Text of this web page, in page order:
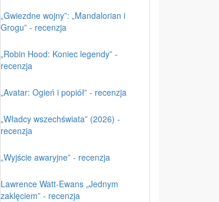
„Gwiezdne wojny”: „Mandalorian i
Grogu” - recenzja
„Robin Hood: Koniec legendy” -
recenzja
„Avatar: Ogień i popiół” - recenzja
„Władcy wszechświata” (2026) -
recenzja
„Wyjście awaryjne” - recenzja
Lawrence Watt-Ewans „Jednym
zaklęciem” - recenzja